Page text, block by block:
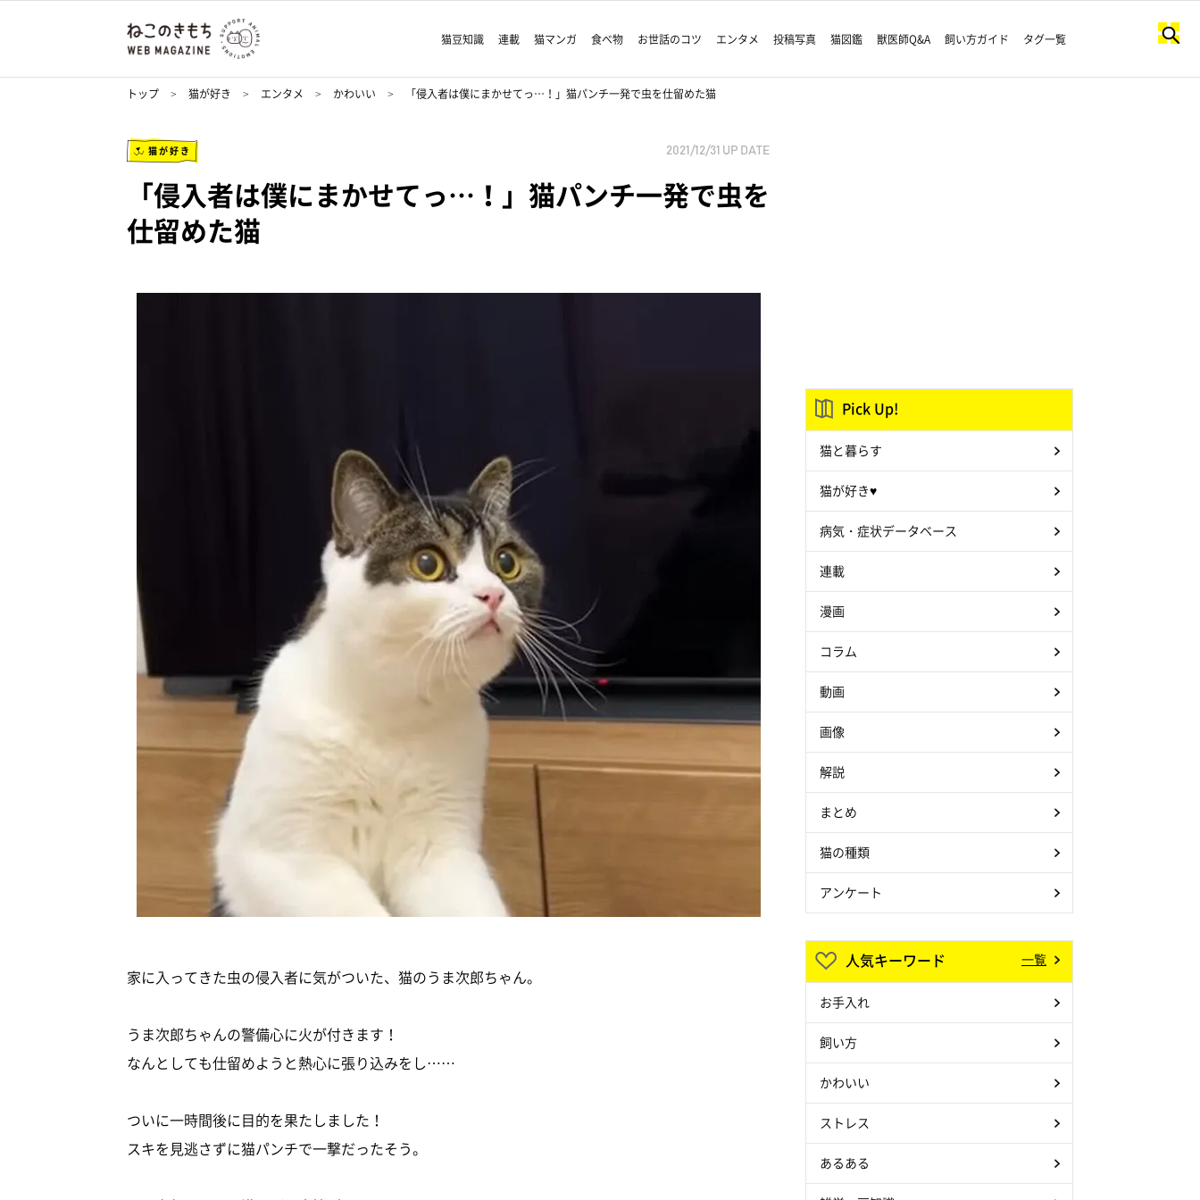
猫豆知識 連載 猫マンガ 食べ物 お世話のコツ エンタメ 投稿写真 猫図鑑 獣医師Q&A 飼い方ガイド タグ一覧
トップ 猫が好き エンタメ かわいい 「侵入者は僕にまかせてっ…！」猫パンチ一発で虫を仕留めた猫
猫が好き 2021/12/31 UP DATE
「侵入者は僕にまかせてっ…！」猫パンチ一発で虫を
仕留めた猫
家に入ってきた虫の侵入者に気がついた、猫のうま次郎ちゃん。
うま次郎ちゃんの警備心に火が付きます！
なんとしても仕留めようと熱心に張り込みをし……
ついに一時間後に目的を果たしました！
スキを見逃さずに猫パンチで一撃だったそう。
Pick Up!
猫と暮らす
猫が好き♥
病気・症状データベース
連載
漫画
コラム
動画
画像
解説
まとめ
猫の種類
アンケート
人気キーワード 一覧
お手入れ
飼い方
かわいい
ストレス
あるある